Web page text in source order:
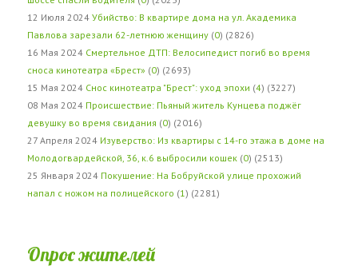
12 Июля 2024 Убийство: В квартире дома на ул. Академика
Павлова зарезали 62-летнюю женщину (0) (2826)
16 Мая 2024 Смертельное ДТП: Велосипедист погиб во время
сноса кинотеатра «Брест» (0) (2693)
15 Мая 2024 Снос кинотеатра "Брест": уход эпохи (4) (3227)
08 Мая 2024 Происшествие: Пьяный житель Кунцева поджёг
девушку во время свидания (0) (2016)
27 Апреля 2024 Изуверство: Из квартиры с 14-го этажа в доме на
Молодогвардейской, 36, к.6 выбросили кошек (0) (2513)
25 Января 2024 Покушение: На Бобруйской улице прохожий
напал с ножом на полицейского (1 ) (2281)
Опрос жителей